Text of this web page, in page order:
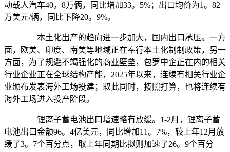
动载人汽车40。8万俩，同比增加33。5%；出口均价为1。82
万美元/辆，同比下降20。9%。
本土化出产的趋向进一步加大，国内出口承压。一方
面，欧美、印度、南美等地域正在奉行本土化制制政策，另一
方面，为了规避不竭强化的商业壁垒，包罗中企正在内的相关
行业企业正在全球结构产能，2025年以来，连续有相关行业企
业颁布发表海外工场投建；取此同时，按照打算，也将连续有
海外工场进入投产阶段。
锂离子蓄电池出口增速略有放缓。1-2月，锂离子蓄
电池出口金额96。4亿美元，同比增加11。7%，较上年12月放
缓了3。7个百分点，取上年同期比拟则加速了26。9个百分